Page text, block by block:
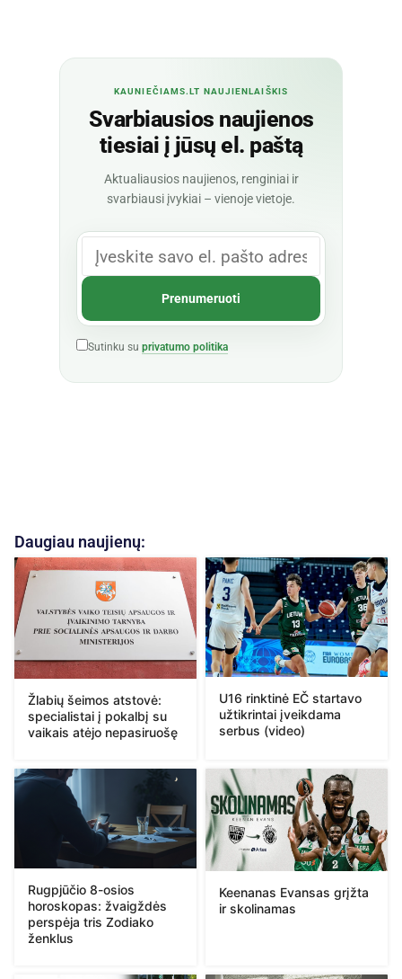
KAUNIEČIAMS.LT NAUJIENLAIŠKIS
Svarbiausios naujienos
tiesiai į jūsų el. paštą
Aktualiausios naujienos, renginiai ir
svarbiausi įvykiai – vienoje vietoje.
Sutinku su privatumo politika
Daugiau naujienų:
Žlabių šeimos atstovė:
specialistai į pokalbį su
vaikais atėjo nepasiruošę
U16 rinktinė EČ startavo
užtikrintai įveikdama
serbus (video)
Rugpjūčio 8-osios
horoskopas: žvaigždės
perspėja tris Zodiako
ženklus
Keenanas Evansas grįžta
ir skolinamas